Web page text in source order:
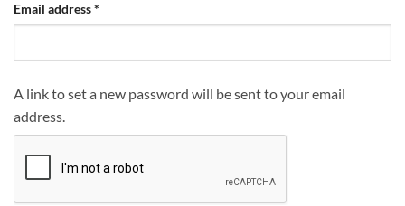
Email address*
A link to set a new password will be sent to your email
address.